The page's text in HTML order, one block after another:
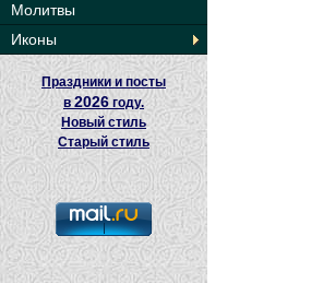
Молитвы
Иконы
Праздники и посты
в2026 году.
Новый стиль
Старый стиль